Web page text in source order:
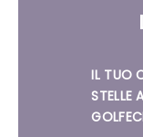
IL TUO
STELLE